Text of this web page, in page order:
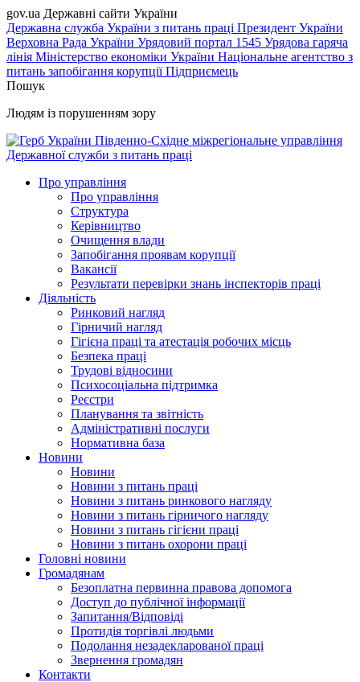
gov.ua Державні сайти України
Державна служба України з питань праці Президент України
Верховна Рада України Урядовий портал 1545 Урядова гаряча
лінія Міністерство економіки України Національне агентство з
питань запобігання корупціїПідприємець
Пошук
Людям із порушенням зору
Південно-Східне міжрегіональне управління
Державної служби з питань праці
Про управління
Про управління
Структура
Керівництво
Очищення влади
Запобігання проявам корупції
Вакансії
Результати перевірки знань інспекторів праці
Діяльність
Ринковий нагляд
Гірничий нагляд
Гігієна праці та атестація робочих місць
Безпека праці
Трудові відносини
Психосоціальна підтримка
Реєстри
Планування та звітність
Адміністративні послуги
Нормативна база
Новини
Новини
Новини з питань праці
Новини з питань ринкового нагляду
Новини з питань гірничого нагляду
Новини з питань гігієни праці
Новини з питань охорони праці
Головні новини
Громадянам
Безоплатна первинна правова допомога
Доступ до публічної інформації
Запитання/Відповіді
Протидія торгівлі людьми
Подолання незадекларованої праці
Звернення громадян
Контакти